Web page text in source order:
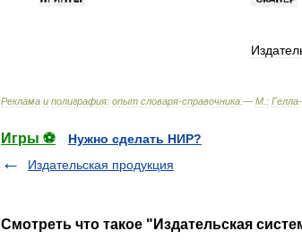
Реклама и полиграфия: опыт словаря-справочника .— М : Гелла-
Игры ⚽
Нужно сделать НИР?
Издательская продукция
Смотреть что такое "Издательская